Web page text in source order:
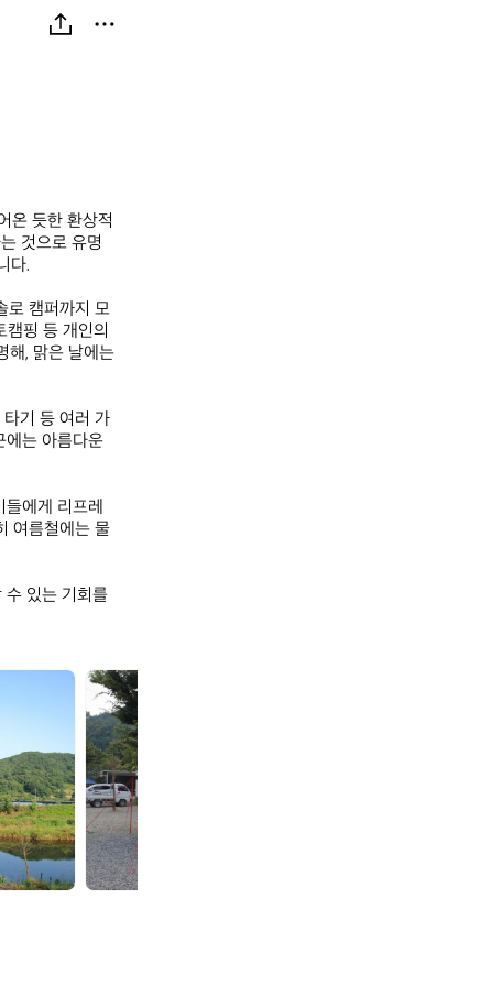
온 듯한 환상적
것으로 유명
다.
로 캠퍼까지 모
핑 등 개인의
해, 맑은 날에는
기 등 여러 가
에는 아름다운
에게 리프레
여름철에는 물
수 있는 기회를
꿈
꾸
는
시
계